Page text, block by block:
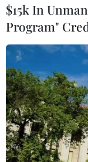
'Cơn sốt'
$15k In
Program"